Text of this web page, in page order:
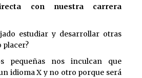
con nuestra carrera
estudiar y desarrollar otras
placer?
pequeñas nos inculcan que
idioma X y no otro porque será